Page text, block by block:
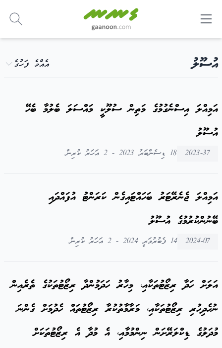
އުސޫލު އެއްމެ ފަހުގެ
އަމިއްލަ އިސްނެގުމުގެ މަތިން ސުލޫކީ މައްސަލަ ބެލުމާ ބެހޭ
އުސޫލު
2023-37 18 ޑިސެންބަރު 2023 - 2 އަހަރު ކުރިން
އަމިއްލަ ޖެނެރޭޓަރު ބަހައްޓައިގެން ކަރަންޓު އުފައްދައި
ބޭނުންކުރުމުގެ އުސޫލު
2024-07 14 ފެބުރުވަރީ 2024 - 2 އަހަރު ކުރިން
އަލަށް ހަދާ ރިޒޯޓުތަކާއި، މިހާރު ހަދަމުންދާ ރިޒޯޓުތަކުގެ ތެރެއިން
ނުހެދިހުރި ރިޒޯޓުތަކާއި، މަރާމާތުކުރާ ރިޒޯޓުތައް ހެދުމަށް ގެންނަ
މުދަލުގެ ޑިކްލަރޭށަން ނިންމުމާއި، އެ މުދާ އެ ރިޒޯޓުތަކަށް